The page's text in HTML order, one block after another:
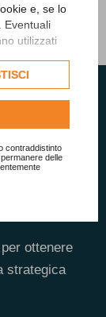
e, se lo
Eventuali
utilizzati
utilizzati
ulteriori
contraddistinto
delle
sulle
ottenere
strategica